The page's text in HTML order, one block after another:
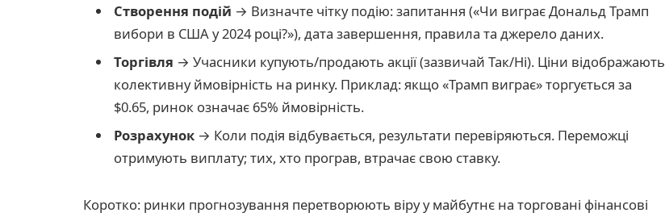
Створення подій → Визначте чітку подію: запитання («Чи виграє Дональд Трамп
вибори в США у 2024 році?»), дата завершення, правила та джерело даних.
Торгівля → Учасники купують/продають акції (зазвичай Так/Ні). Ціни відображають
колективну ймовірність на ринку. Приклад: якщо «Трамп виграє» торгується за
$0.65, ринок означає 65% ймовірність.
Розрахунок → Коли подія відбувається, результати перевіряються. Переможці
отримують виплату; тих, хто програв, втрачає свою ставку.
Коротко: ринки прогнозування перетворюють віру у майбутнє на торговані фінансові